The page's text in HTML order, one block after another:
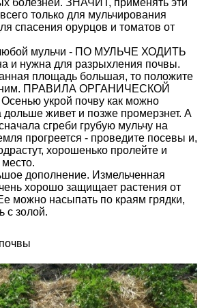
болезней. ЗНАЧИТ, применять эти
только для мульчирования
спасения орурцов и томатов от
мульчи - ПО МУЛЬЧЕ ХОДИТЬ
и нужна для разрыхления почвы.
площадь большая, то положите
ним. ПРАВИЛА ОРГАНИЧЕСКОЙ
укрой почву как можно
дольше живет и позже промерзнет. А
сгреби грубую мульчу на
прогреется - проведите посевы и,
хорошенько пролейте и
дополнение. Измельченная
хорошо защищает растения от
можно насыпать по краям грядки,
с золой.